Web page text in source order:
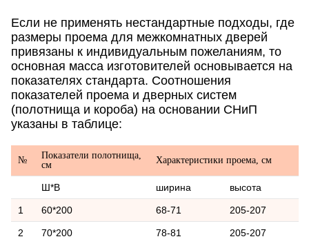
Если не применять нестандартные подходы, где
размеры проема для межкомнатных дверей
привязаны к индивидуальным пожеланиям, то
основная масса изготовителей основывается на
показателях стандарта. Соотношения
показателей проема и дверных систем
(полотнища и короба) на основании СНиП
указаны в таблице:
№
Показатели полотнища,
см
Характеристики проема, см
Ш*В ширина высота
1 60*200 68-71 205-207
2 70*200 78-81 205-207